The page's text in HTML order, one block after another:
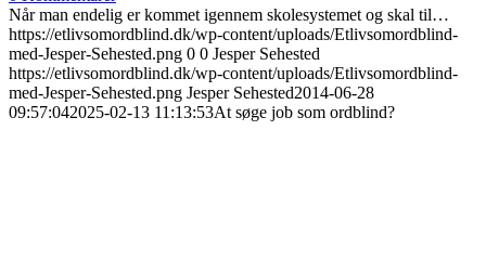
Når man endelig er kommet igennem skolesystemet og skal til…
https://etlivsomordblind.dk/wp-content/uploads/Etlivsomordblind-
med-Jesper-Sehested.png 0 0 Jesper Sehested
https://etlivsomordblind.dk/wp-content/uploads/Etlivsomordblind-
med-Jesper-Sehested.png Jesper Sehested2014-06-28
09:57:042025-02-13 11:13:53At søge job som ordblind?